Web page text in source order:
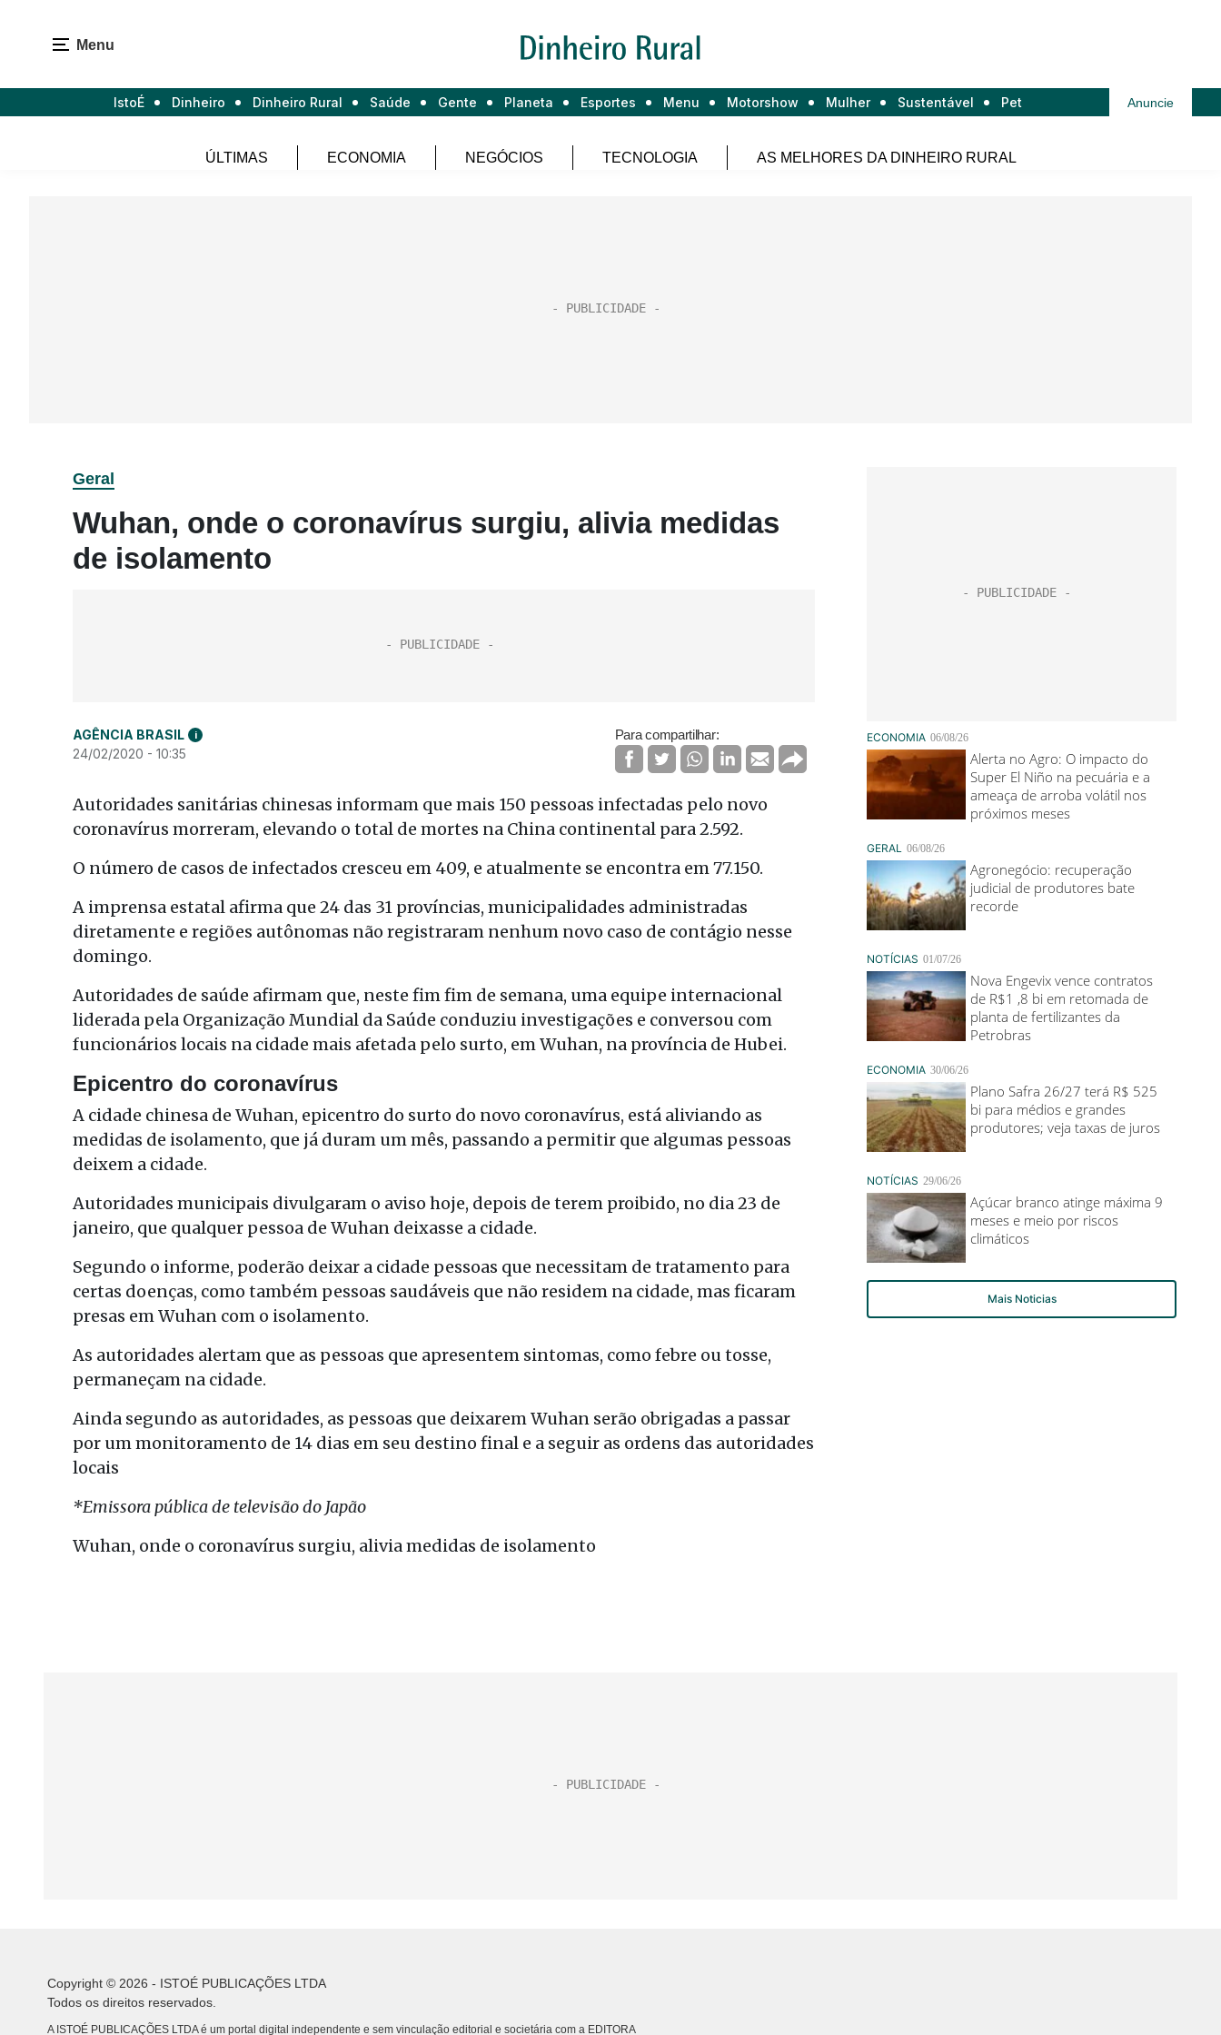
Menu
IstoÉ Dinheiro Dinheiro Rural Saúde Gente Planeta Esportes Menu Motorshow Mulher Sustentável Pet Anuncie
ÚLTIMAS ECONOMIA NEGÓCIOS TECNOLOGIA AS MELHORES DA DINHEIRO RURAL
Geral
Wuhan, onde o coronavírus surgiu, alivia medidas
de isolamento
AGÊNCIA BRASIL i
24/02/2020 - 10:35
Para compartilhar:
Autoridades sanitárias chinesas informam que mais 150 pessoas infectadas pelo novo
coronavírus morreram, elevando o total de mortes na China continental para 2.592.
O número de casos de infectados cresceu em 409, e atualmente se encontra em 77.150.
A imprensa estatal afirma que 24 das 31 províncias, municipalidades administradas
diretamente e regiões autônomas não registraram nenhum novo caso de contágio nesse
domingo.
Autoridades de saúde afirmam que, neste fim fim de semana, uma equipe internacional
liderada pela Organização Mundial da Saúde conduziu investigações e conversou com
funcionários locais na cidade mais afetada pelo surto, em Wuhan, na província de Hubei.
Epicentro do coronavírus
A cidade chinesa de Wuhan, epicentro do surto do novo coronavírus, está aliviando as
medidas de isolamento, que já duram um mês, passando a permitir que algumas pessoas
deixem a cidade.
Autoridades municipais divulgaram o aviso hoje, depois de terem proibido, no dia 23 de
janeiro, que qualquer pessoa de Wuhan deixasse a cidade.
Segundo o informe, poderão deixar a cidade pessoas que necessitam de tratamento para
certas doenças, como também pessoas saudáveis que não residem na cidade, mas ficaram
presas em Wuhan com o isolamento.
As autoridades alertam que as pessoas que apresentem sintomas, como febre ou tosse,
permaneçam na cidade.
Ainda segundo as autoridades, as pessoas que deixarem Wuhan serão obrigadas a passar
por um monitoramento de 14 dias em seu destino final e a seguir as ordens das autoridades
locais
*Emissora pública de televisão do Japão
Wuhan, onde o coronavírus surgiu, alivia medidas de isolamento
Copyright © 2026 - ISTOÉ PUBLICAÇÕES LTDA
Todos os direitos reservados.
A ISTOÉ PUBLICAÇÕES LTDA é um portal digital independente e sem vinculação editorial e societária com a EDITORA